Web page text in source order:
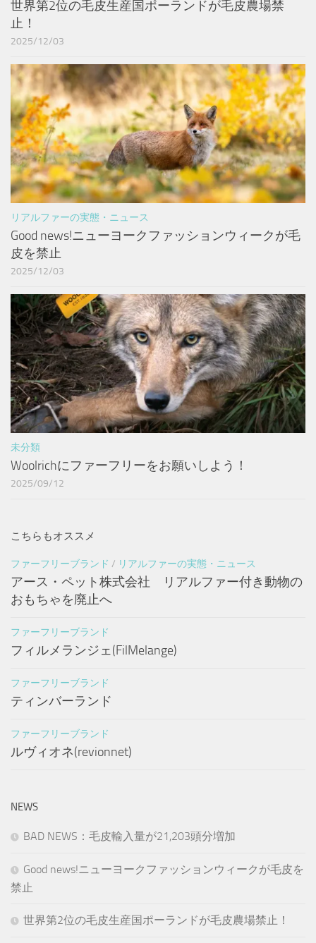
世界第2位の毛皮生産国ポーランドが毛皮農場禁
止！
2025/12/03
リアルファーの実態・ニュース
Good news!ニューヨークファッションウィークが毛
皮を禁止
2025/12/03
未分類
Woolrichにファーフリーをお願いしよう！
2025/09/12
こちらもオススメ
ファーフリーブランド / リアルファーの実態・ニュース
アース・ペット株式会社 リアルファー付き動物の
おもちゃを廃止へ
ファーフリーブランド
フィルメランジェ(FilMelange)
ファーフリーブランド
ティンバーランド
ファーフリーブランド
ルヴィオネ(revionnet)
NEWS
BAD NEWS：毛皮輸入量が21,203頭分増加
Good news!ニューヨークファッションウィークが毛皮を
禁止
世界第2位の毛皮生産国ポーランドが毛皮農場禁止！